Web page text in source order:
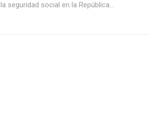
la seguridad social en la República...